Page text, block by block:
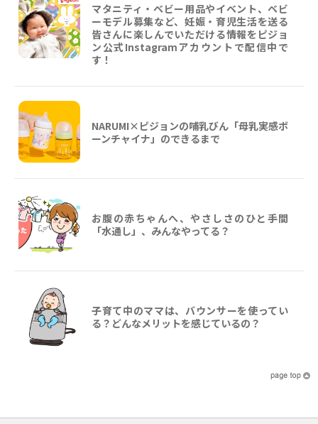
マタニティ・ベビー用品やイベント、ベビ
ーモデル募集など、妊娠・育児生活を送る
皆さんに楽しんでいただける情報をピジョ
ン公式Instagramアカウントで配信中で
す！
NARUMI×ピジョンの哺乳びん「母乳実感ボ
ーンチャイナ」のできるまで
お腹の赤ちゃんへ、やさしさのひと手間
「水通し」、みんなやってる？
子育て中のママは、バウンサーを使ってい
る？どんなメリットを感じているの？